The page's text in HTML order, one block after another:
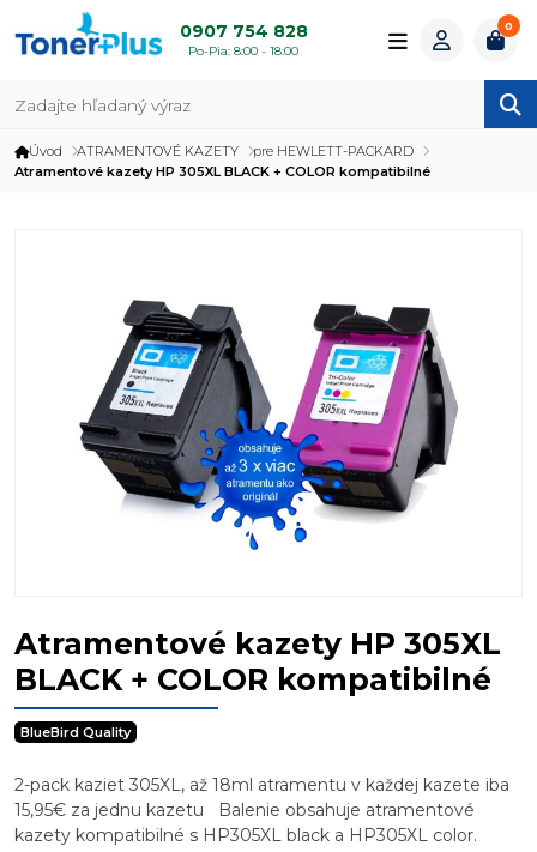
0907 754 828
Po-Pia: 8:00 - 18:00
0
Úvod ATRAMENTOVÉ KAZETY
pre HEWLETT-PACKARD
Atramentové kazety HP 305XL BLACK + COLOR kompatibilné
Atramentové kazety HP 305XL
BLACK + COLOR kompatibilné
BlueBird Quality
2-pack kaziet 305XL, až 18ml atramentu v každej kazete iba
15,95€ za jednu kazetu Balenie obsahuje atramentové
kazety kompatibilné s HP305XL black a HP305XL color.